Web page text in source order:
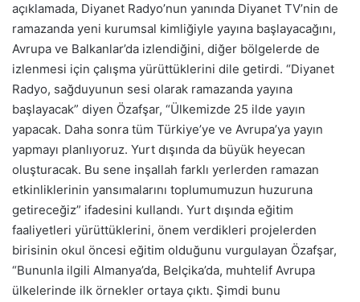
açıklamada, Diyanet Radyo’nun yanında Diyanet TV’nin de
ramazanda yeni kurumsal kimliğiyle yayına başlayacağını,
Avrupa ve Balkanlar’da izlendiğini, diğer bölgelerde de
izlenmesi için çalışma yürüttüklerini dile getirdi. “Diyanet
Radyo, sağduyunun sesi olarak ramazanda yayına
başlayacak” diyen Özafşar, “Ülkemizde 25 ilde yayın
yapacak. Daha sonra tüm Türkiye’ye ve Avrupa’ya yayın
yapmayı planlıyoruz. Yurt dışında da büyük heyecan
oluşturacak. Bu sene inşallah farklı yerlerden ramazan
etkinliklerinin yansımalarını toplumumuzun huzuruna
getireceğiz” ifadesini kullandı. Yurt dışında eğitim
faaliyetleri yürüttüklerini, önem verdikleri projelerden
birisinin okul öncesi eğitim olduğunu vurgulayan Özafşar,
“Bununla ilgili Almanya’da, Belçika’da, muhtelif Avrupa
ülkelerinde ilk örnekler ortaya çıktı. Şimdi bunu